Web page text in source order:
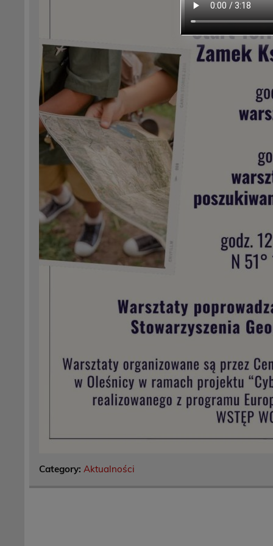
Category: Aktualności